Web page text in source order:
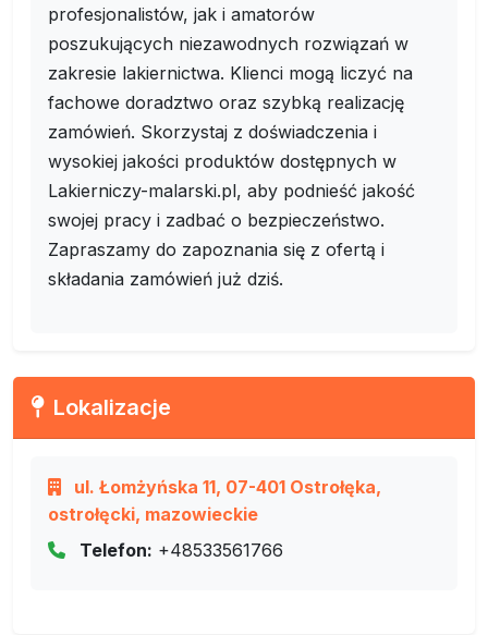
profesjonalistów, jak i amatorów
poszukujących niezawodnych rozwiązań w
zakresie lakiernictwa. Klienci mogą liczyć na
fachowe doradztwo oraz szybką realizację
zamówień. Skorzystaj z doświadczenia i
wysokiej jakości produktów dostępnych w
Lakierniczy-malarski.pl, aby podnieść jakość
swojej pracy i zadbać o bezpieczeństwo.
Zapraszamy do zapoznania się z ofertą i
składania zamówień już dziś.
Lokalizacje
ul. Łomżyńska 11, 07-401 Ostrołęka,
ostrołęcki, mazowieckie
Telefon: +48533561766